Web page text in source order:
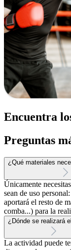
Encuentra
Preguntas
¿Qué materiales
Únicamente
sean de uso
aportará el resto de
comba...) para la
¿Dónde se realizará
La actividad puede